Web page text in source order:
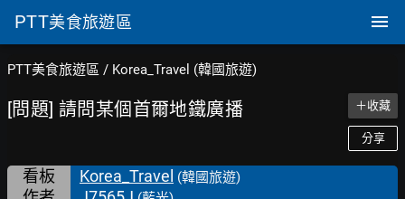
PTT美食旅遊區
PTT美食旅遊區 / Korea_Travel (韓國旅遊)
[問題] 請問某個首爾地鐵廣播 ＋收藏
分享
看板 Korea_Travel (韓國旅遊)